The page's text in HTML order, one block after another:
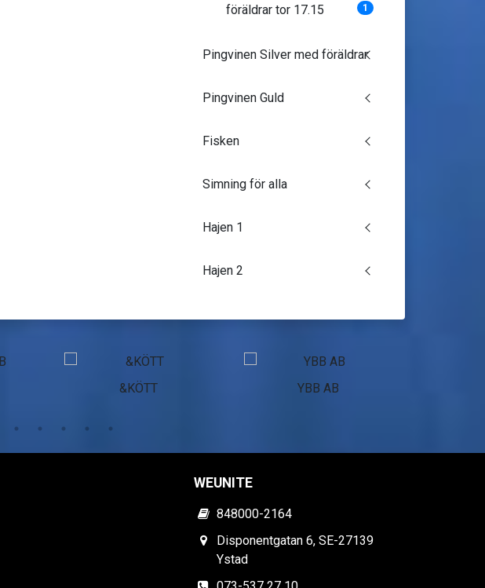
föräldrar tor 17.15
1
Pingvinen Silver med föräldrar
Pingvinen Guld
Fisken
Simning för alla
Hajen 1
Hajen 2
&KÖTT YBB AB
WEUNITE
848000-2164
Disponentgatan 6, SE-27139
Ystad